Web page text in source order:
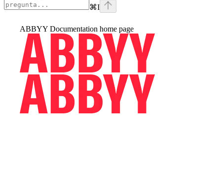
⌘I
ABBYY Documentation home page